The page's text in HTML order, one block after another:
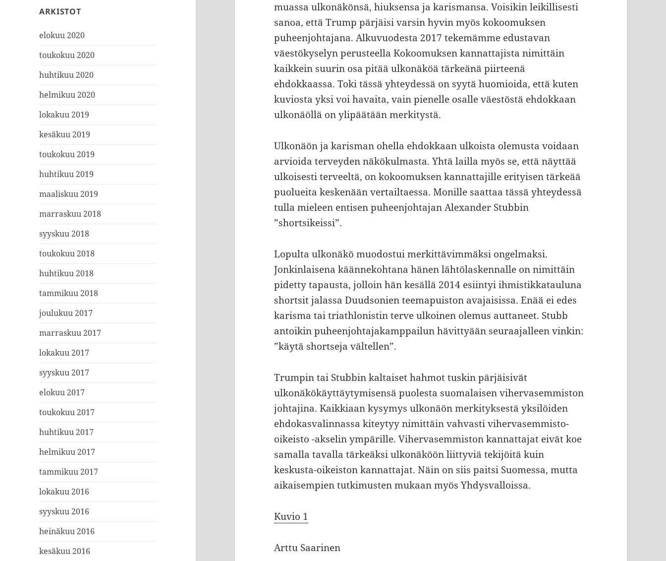
ARKISTOT
elokuu 2020
toukokuu 2020
huhtikuu 2020
helmikuu 2020
lokakuu 2019
kesäkuu 2019
toukokuu 2019
huhtikuu 2019
maaliskuu 2019
marraskuu 2018
syyskuu 2018
toukokuu 2018
huhtikuu 2018
tammikuu 2018
joulukuu 2017
marraskuu 2017
lokakuu 2017
syyskuu 2017
elokuu 2017
toukokuu 2017
huhtikuu 2017
helmikuu 2017
tammikuu 2017
lokakuu 2016
syyskuu 2016
heinäkuu 2016
kesäkuu 2016
muassa ulkonäkönsä, hiuksensa ja karismansa. Voisikin leikillisesti
sanoa, että Trump pärjäisi varsin hyvin myös kokoomuksen
puheenjohtajana. Alkuvuodesta 2017 tekemämme edustavan
väestökyselyn perusteella Kokoomuksen kannattajista nimittäin
kaikkein suurin osa pitää ulkonäköä tärkeänä piirteenä
ehdokkaassa. Toki tässä yhteydessä on syytä huomioida, että kuten
kuviosta yksi voi havaita, vain pienelle osalle väestöstä ehdokkaan
ulkonäöllä on ylipäätään merkitystä.
Ulkonäön ja karisman ohella ehdokkaan ulkoista olemusta voidaan
arvioida terveyden näkökulmasta. Yhtä lailla myös se, että näyttää
ulkoisesti terveeltä, on kokoomuksen kannattajille erityisen tärkeää
puolueita keskenään vertailtaessa. Monille saattaa tässä yhteydessä
tulla mieleen entisen puheenjohtajan Alexander Stubbin
”shortsikeissi”.
Lopulta ulkonäkö muodostui merkittävimmäksi ongelmaksi.
Jonkinlaisena käännekohtana hänen lähtölaskennalle on nimittäin
pidetty tapausta, jolloin hän kesällä 2014 esiintyi ihmistikkatauluna
shortsit jalassa Duudsonien teemapuiston avajaisissa. Enää ei edes
karisma tai triathlonistin terve ulkoinen olemus auttaneet. Stubb
antoikin puheenjohtajakamppailun hävittyään seuraajalleen vinkin:
”käytä shortseja vältellen”.
Trumpin tai Stubbin kaltaiset hahmot tuskin pärjäisivät
ulkonäkökäyttäytymisensä puolesta suomalaisen vihervasemmiston
johtajina. Kaikkiaan kysymys ulkonäön merkityksestä yksilöiden
ehdokasvalinnassa kiteytyy nimittäin vahvasti vihervasemmisto-
oikeisto -akselin ympärille. Vihervasemmiston kannattajat eivät koe
samalla tavalla tärkeäksi ulkonäköön liittyviä tekijöitä kuin
keskusta-oikeiston kannattajat. Näin on siis paitsi Suomessa, mutta
aikaisempien tutkimusten mukaan myös Yhdysvalloissa.
Kuvio 1
Arttu Saarinen